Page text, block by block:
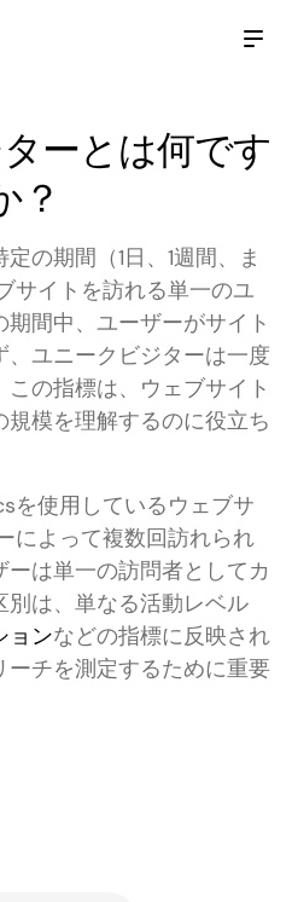
ーとは何です
？
の期間（1日、1週間、ま
サイトを訪れる単一のユ
間中、ユーザーがサイト
ユニークビジターは一度
の指標は、ウェブサイト
模を理解するのに役立ち
を使用しているウェブサ
によって複数回訪れられ
は単一の訪問者としてカ
別は、単なる活動レベル
ョンなどの指標に反映され
ーチを測定するために重要